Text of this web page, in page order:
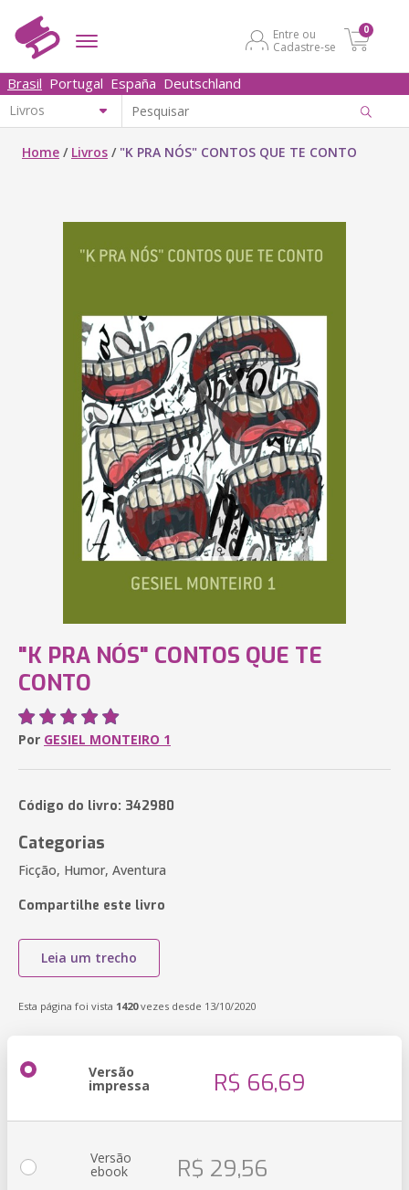
Entre ou
Cadastre-se
0
Brasil Portugal España Deutschland
Home / Livros / "K PRA NÓS" CONTOS QUE TE CONTO
"K PRA NÓS" CONTOS QUE TE
CONTO
Por GESIEL MONTEIRO 1
Código do livro: 342980
Categorias
Ficção, Humor, Aventura
Compartilhe este livro
Leia um trecho
Esta página foi vista 1420vezes desde 13/10/2020
Versão
impressa R$ 66,69
Versão
ebook R$ 29,56